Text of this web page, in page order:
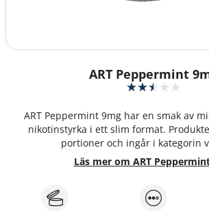
ART Peppermint
ART Peppermint 9mg har en smak av
nikotinstyrka i ett slim format.
portioner och ingår i kategorin
Läs mer om ART